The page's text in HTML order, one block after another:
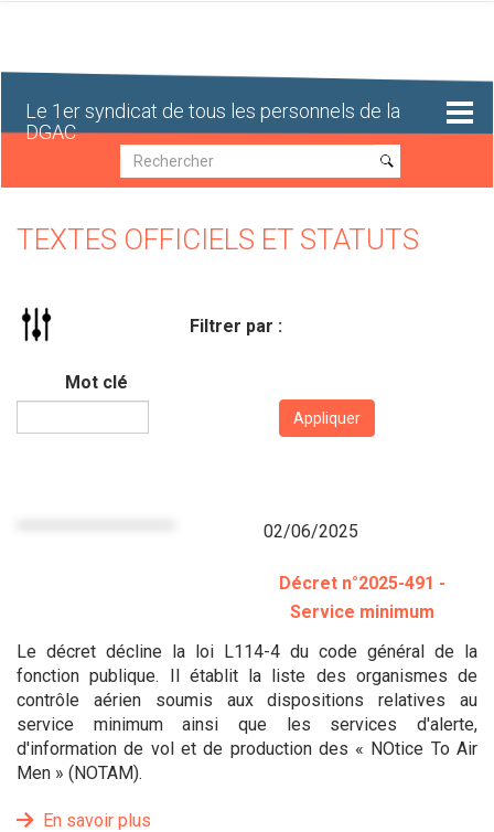
Le 1er syndicat de tous les personnels de la
DGAC
Recherche
Recherche
TEXTES OFFICIELS ET STATUTS
Filtrer par :
Mot clé
Appliquer
02/06/2025
Décret n°2025-491 -
Service minimum
Le décret décline la loi L114-4 du code général de la
fonction publique. Il établit la liste des organismes de
contrôle aérien soumis aux dispositions relatives au
service minimum ainsi que les services d'alerte,
d'information de vol et de production des « NOtice To Air
Men » (NOTAM).
En savoir plus